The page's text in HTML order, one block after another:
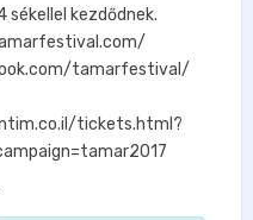
sékellel kezdődnek.
tamarfestival/
tickets.html?